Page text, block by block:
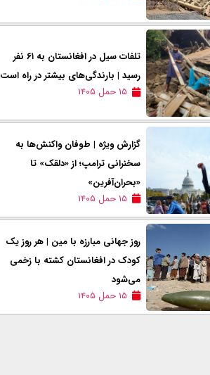
تلفات سیل در افغانستان به ۶۱ نفر
رسید | بارندگی‌های بیشتر در راه است
۱۵ حمل ۱۴۰۵
گزارش ویژه | طوفان واکنش‌ها به
سخنرانی ترامپ؛ از «دلقک» تا
«بحران‌آفرین»
۱۵ حمل ۱۴۰۵
روز جهانی مبارزه با مین | هر روز یک
کودک در افغانستان کشته با زخمی
می‌شود
۱۵ حمل ۱۴۰۵